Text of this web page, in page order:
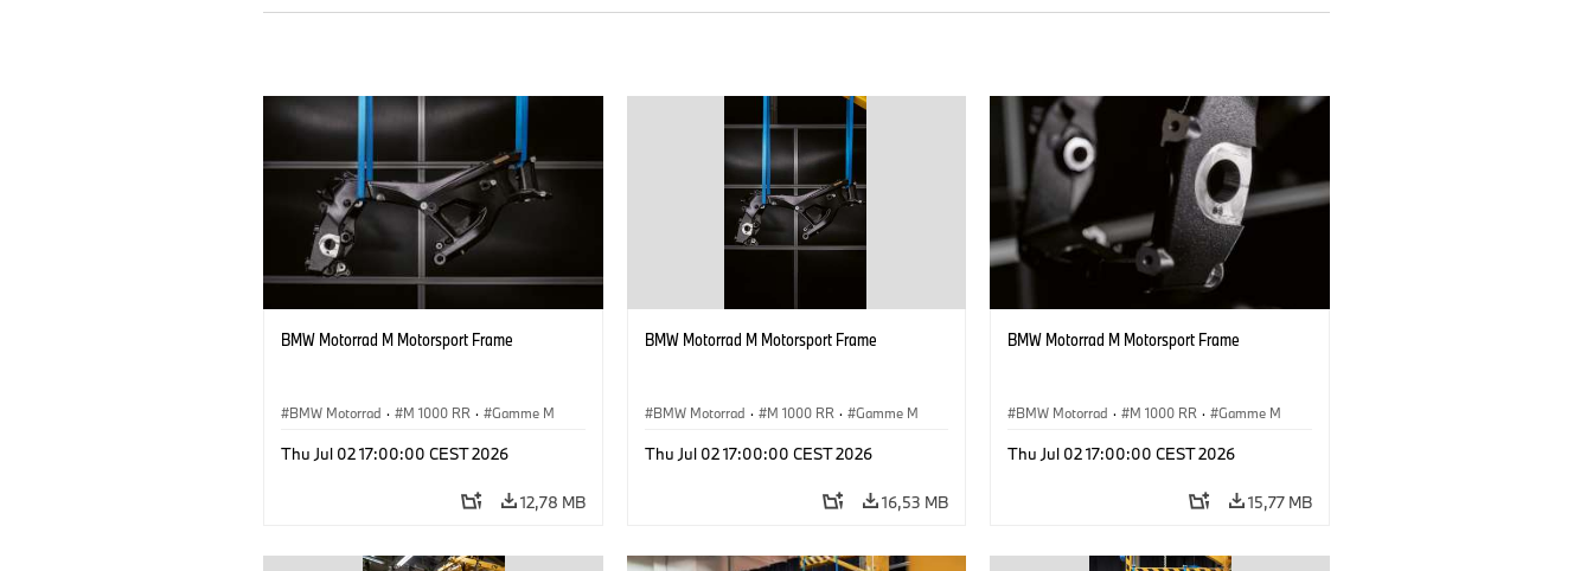
BMW Motorrad M Motorsport Frame
BMW Motorrad · M 1000 RR · Gamme M
Thu Jul 02 17:00:00 CEST 2026
12,78 MB
BMW Motorrad M Motorsport Frame
BMW Motorrad · M 1000 RR · Gamme M
Thu Jul 02 17:00:00 CEST 2026
16,53 MB
BMW Motorrad M Motorsport Frame
BMW Motorrad · M 1000 RR · Gamme M
Thu Jul 02 17:00:00 CEST 2026
15,77 MB